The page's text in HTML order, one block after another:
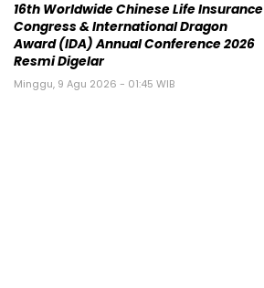
16th Worldwide Chinese Life Insurance
Congress & International Dragon
Award (IDA) Annual Conference 2026
Resmi Digelar
Minggu, 9 Agu 2026 - 01:45 WIB